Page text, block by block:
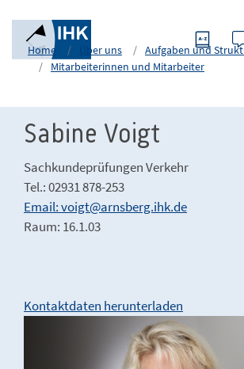
Home Über uns
Aufgaben und
Mitarbeiterinnen und Mitarbeiter
Sabine Voigt
Sachkundeprüfungen Verkehr
Tel.: 02931 878-253
Email: voigt@arnsberg.ihk.de
Raum: 16.1.03
Kontaktdaten herunterladen